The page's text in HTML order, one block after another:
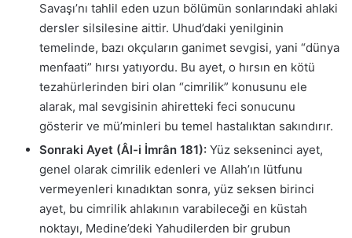
Savaşı’nı tahlil eden uzun bölümün sonlarındaki ahlaki
dersler silsilesine aittir. Uhud’daki yenilginin
temelinde, bazı okçuların ganimet sevgisi, yani “dünya
menfaati” hırsı yatıyordu. Bu ayet, o hırsın en kötü
tezahürlerinden biri olan “cimrilik” konusunu ele
alarak, mal sevgisinin ahiretteki feci sonucunu
gösterir ve mü’minleri bu temel hastalıktan sakındırır.
Sonraki Ayet (Âl-i İmrân 181): Yüz sekseninci ayet,
genel olarak cimrilik edenleri ve Allah’ın lütfunu
vermeyenleri kınadıktan sonra, yüz seksen birinci
ayet, bu cimrilik ahlakının varabileceği en küstah
noktayı, Medine’deki Yahudilerden bir grubun